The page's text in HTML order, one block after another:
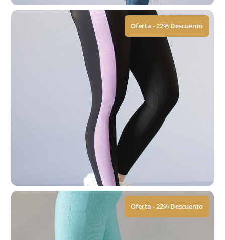
Leggings | Push Up
579.00 $ 449.00
Ver Tallas
Oferta - 22% Descuento
Oferta - 22% Descuento